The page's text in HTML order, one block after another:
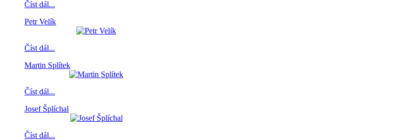
Číst dál...
Petr Velík
Číst dál...
Martin Splítek
Číst dál...
Josef Šplíchal
Číst dál...